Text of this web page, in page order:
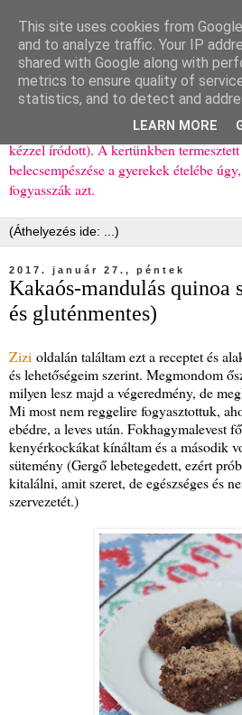
Ízőrző
Kisgyerekes család kipróbált, többnyire
bemutató receptjei a mindennapokra
elhagyom) és gyerekeimnek ajándékba
kézzel íródott). A kertünkben
belecsempészése a gyerekek ételébe
fogyasszák azt.
2017. január 27., péntek
Kakaós-mandulás quinoa
és gluténmentes)
Zizi oldalán találtam ezt a receptet és
és lehetőségeim szerint. Megmondom
milyen lesz majd a végeredmény, de
Mi most nem reggelire fogyasztottuk,
ebédre, a leves után. Fokhagymalevest
kenyérkockákat kínáltam és a második
sütemény (Gergő lebetegedett, ezért
kitalálni, amit szeret, de egészséges és
szervezetét.)
This site uses cookies from
and to analyze traffic. Your IP
shared with Google along with
metrics to ensure quality of
statistics, and to detect and
LEARN MORE